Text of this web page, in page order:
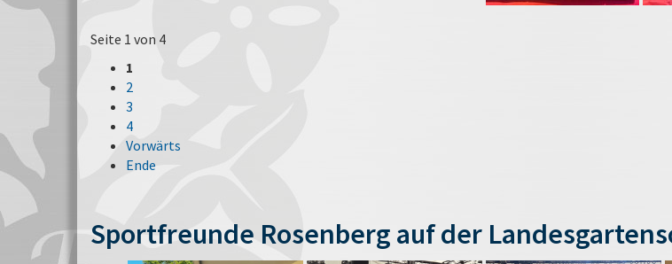
Seite 1 von 4
1
2
3
4
Vorwärts
Ende
Sportfreunde Rosenberg auf der